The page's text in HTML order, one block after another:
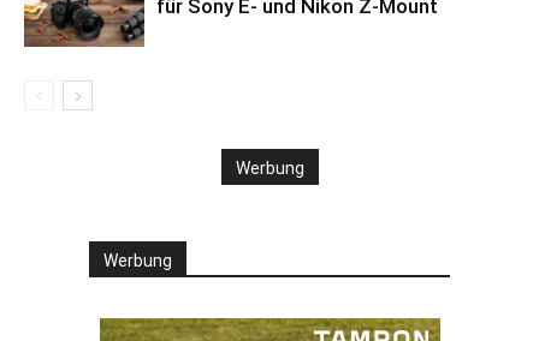
für Sony E- und Nikon Z-Mount
Werbung
Werbung